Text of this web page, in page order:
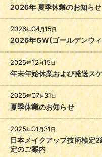
2026年 夏季休業のお知らせ
2026年04月15日
2026年GW(ゴールデンウ
2025年12月15日
年末年始休業および発送ス
2025年07月31日
夏季休業のお知らせ
2025年01月31日
日本メイクアップ技術検定
定のご案内